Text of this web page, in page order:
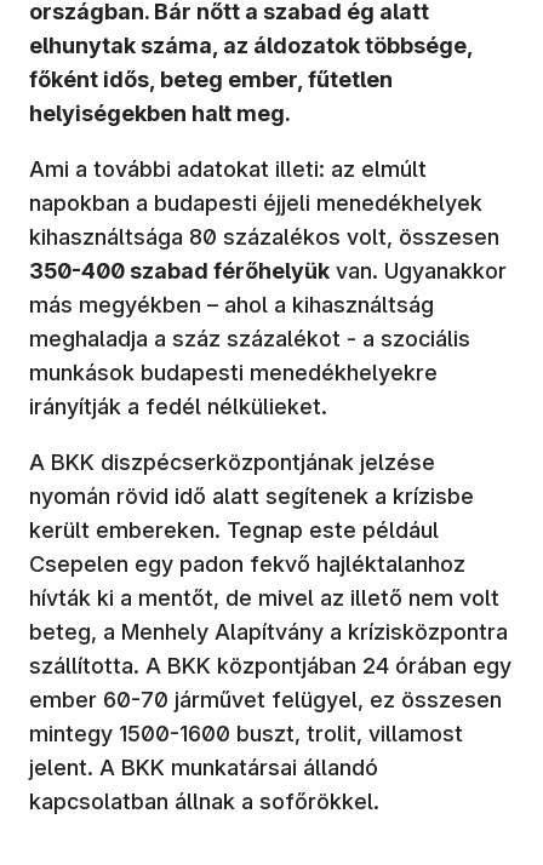
országban. Bár nőtt a szabad ég alatt
elhunytak száma, az áldozatok többsége,
főként idős, beteg ember, fűtetlen
helyiségekben halt meg.
Ami a további adatokat illeti: az elmúlt
napokban a budapesti éjjeli menedékhelyek
kihasználtsága 80 százalékos volt, összesen
350-400 szabad férőhelyük van. Ugyanakkor
más megyékben – ahol a kihasználtság
meghaladja a száz százalékot - a szociális
munkások budapesti menedékhelyekre
irányítják a fedél nélkülieket.
A BKK diszpécserközpontjának jelzése
nyomán rövid idő alatt segítenek a krízisbe
került embereken. Tegnap este például
Csepelen egy padon fekvő hajléktalanhoz
hívták ki a mentőt, de mivel az illető nem volt
beteg, a Menhely Alapítvány a krízisközpontra
szállította. A BKK központjában 24 órában egy
ember 60-70 járművet felügyel, ez összesen
mintegy 1500-1600 buszt, trolit, villamost
jelent. A BKK munkatársai állandó
kapcsolatban állnak a sofőrökkel.